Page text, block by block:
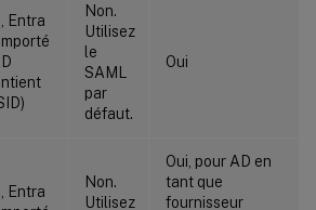
Entra
Non.
Utilisez
le
SAML
par
défaut.
Oui
Entra
Non.
Utilisez
Oui, pour AD en
tant que
fournisseur